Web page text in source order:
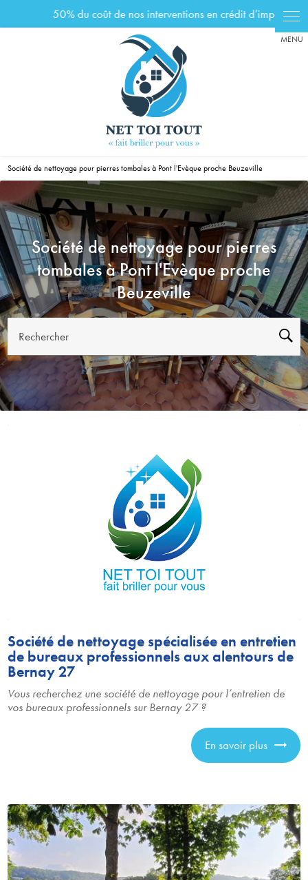
Société de nettoyage pour pierres tombales à Pont l'Evèque proche Beuzeville
Société de nettoyage pour pierres
tombales à Pont l'Evèque proche
Beuzeville
Rechercher
Société de nettoyage spécialisée en entretien
de bureaux professionnels aux alentours de
Bernay 27
Vous recherchez une société de nettoyage pour l’entretien de
vos bureaux professionnels sur Bernay 27 ?
En savoir plus
Panneau de gestion des cookies